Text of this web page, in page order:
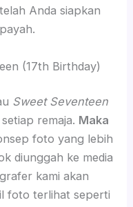
Anda siapkan
(17th Birthday)
Sweet Seventeen
remaja. Maka
foto yang lebih
diunggah ke media
kami akan
foto terlihat seperti